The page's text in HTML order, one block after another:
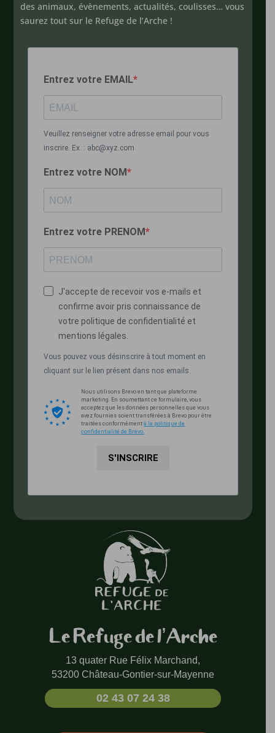
des animaux, évènements, actualités, coulisses… vous
saurez tout sur le Refuge de l’Arche !
Entrez votre EMAIL
Veuillez renseigner votre adresse email pour vous
inscrire. Ex. : abc@xyz.com
Entrez votre NOM
Entrez votre PRENOM
J'accepte de recevoir vos e-mails et
confirme avoir pris connaissance de
votre politique de confidentialité et
mentions légales.
Vous pouvez vous désinscrire à tout moment en
cliquant sur le lien présent dans nos emails.
Nous utilisons Brevo en tant que plateforme
marketing. En soumettant ce formulaire, vous
acceptez que les données personnelles que vous
avez fournies soient transférées à Brevo pour être
traitées conformémentà la politique de
confidentialité de Brevo.
S'INSCRIRE
Le Refuge de l’Arche
13 quater Rue Félix Marchand,
53200 Château-Gontier-sur-Mayenne
02 43 07 24 38